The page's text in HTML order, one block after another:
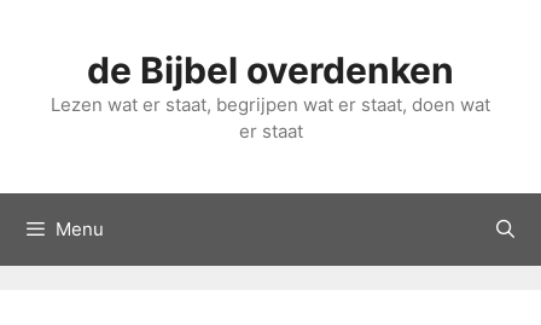
inhoud
de Bijbel overdenken
Lezen wat er staat, begrijpen wat er staat, doen wat
er staat
Menu